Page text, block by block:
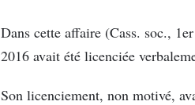
Dans cette affaire (Cass. soc.,
2016 avait été licenciée
Son licenciement, non motivé,